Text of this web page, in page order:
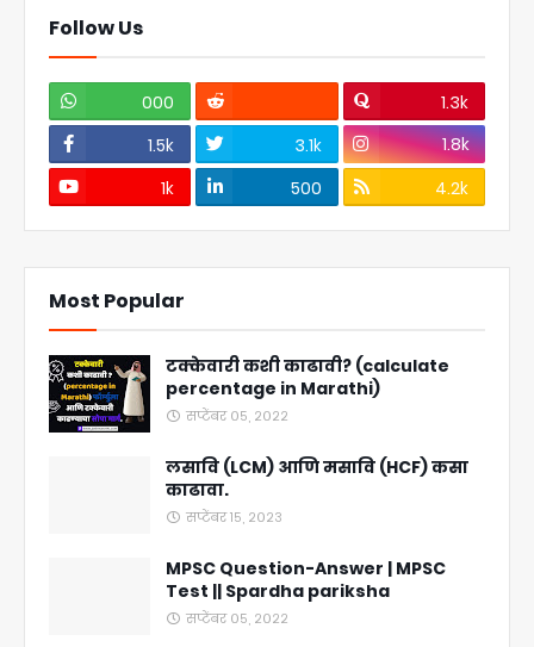
Follow Us
000
1.3k
1.5k
3.1k
1.8k
1k
500 4.2k
Most Popular
टक्केवारी कशी काढावी? (calculate
percentage in Marathi)
सप्टेंबर ०५, २०२२
लसावि (LCM) आणि मसावि (HCF) कसा
काढावा.
सप्टेंबर १५, २०२३
MPSC Question-Answer | MPSC
Test || Spardha pariksha
सप्टेंबर ०५, २०२२